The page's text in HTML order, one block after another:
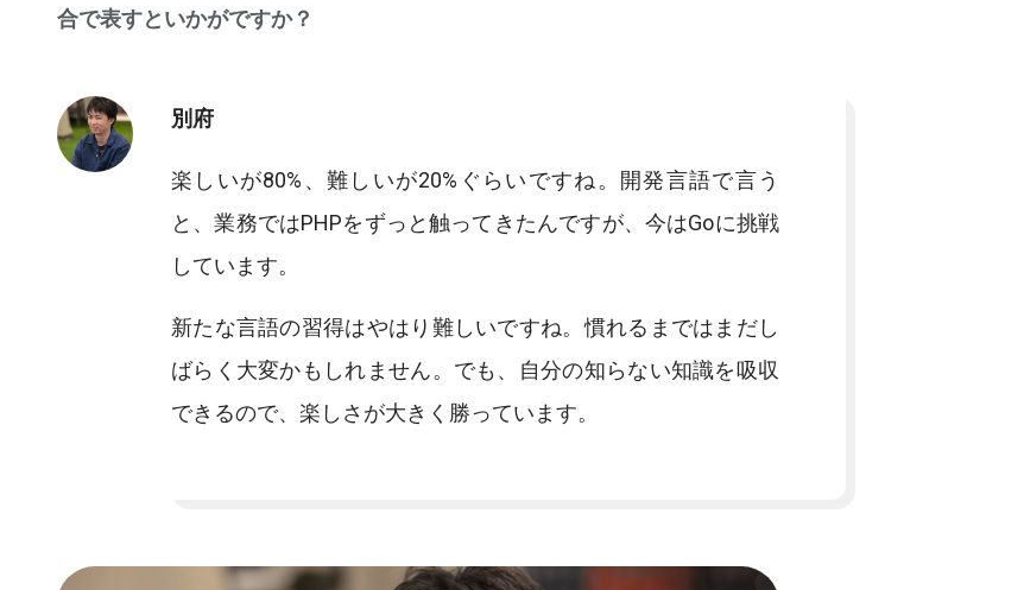
合で表すといかがですか？
別府
楽しいが80%、難しいが20%ぐらいですね。開発言語で言う
と、業務ではPHPをずっと触ってきたんですが、今はGoに挑戦
しています。
新たな言語の習得はやはり難しいですね。慣れるまではまだし
ばらく大変かもしれません。でも、自分の知らない知識を吸収
できるので、楽しさが大きく勝っています。